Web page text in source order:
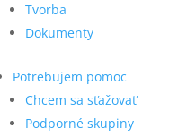
Tvorba
Dokumenty
Potrebujem pomoc
Chcem sa sťažovať
Podporné skupiny